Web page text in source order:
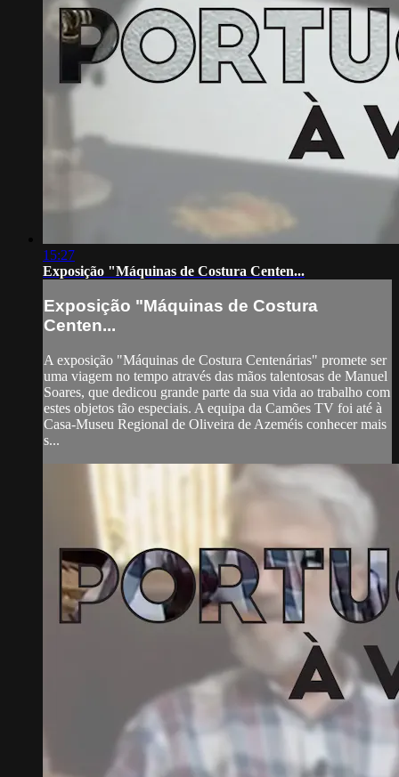
15:27
Exposição "Máquinas de Costura Centen...
Exposição "Máquinas de Costura
Centen...
A exposição "Máquinas de Costura Centenárias" promete ser
uma viagem no tempo através das mãos talentosas de Manuel
Soares, que dedicou grande parte da sua vida ao trabalho com
estes objetos tão especiais. A equipa da Camões TV foi até à
Casa-Museu Regional de Oliveira de Azeméis conhecer mais
s...